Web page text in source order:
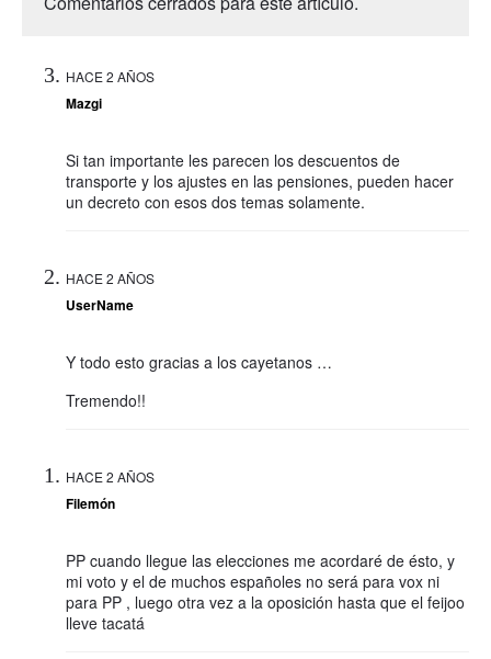
HACE 2 AÑOS
Mazgi
Si tan importante les parecen los descuentos de
transporte y los ajustes en las pensiones, pueden hacer
un decreto con esos dos temas solamente.
HACE 2 AÑOS
UserName
Y todo esto gracias a los cayetanos …
Tremendo!!
HACE 2 AÑOS
Filemón
PP cuando llegue las elecciones me acordaré de ésto, y
mi voto y el de muchos españoles no será para vox ni
para PP , luego otra vez a la oposición hasta que el feijoo
lleve tacatá